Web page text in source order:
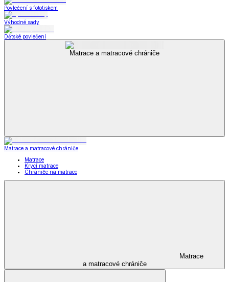
Povlečení s fototiskem
Výhodné sady
Dětské povlečení
Matrace a matracové chrániče
Matrace a matracové chrániče
Matrace
Krycí matrace
Chrániče na matrace
Matrace
a matracové chrániče